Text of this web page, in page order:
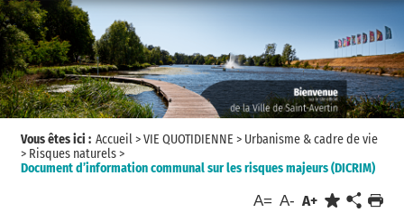
Vous êtes ici : Accueil>VIE QUOTIDIENNE > Urbanisme & cadre de vie
> Risques naturels>
Document d’information communal sur les risques majeurs (DICRIM)
A= A- A+